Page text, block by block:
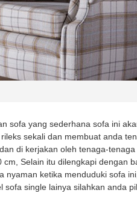
sofa yang sederhana sofa ini
sekali dan membuat anda
di kerjakan oleh tenaga-
Selain itu dilengkapi dengan
ketika menduduki sofa
single lainya silahkan anda